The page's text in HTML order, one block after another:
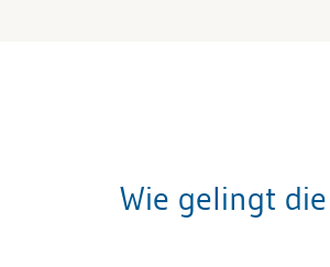
Wie gelingt